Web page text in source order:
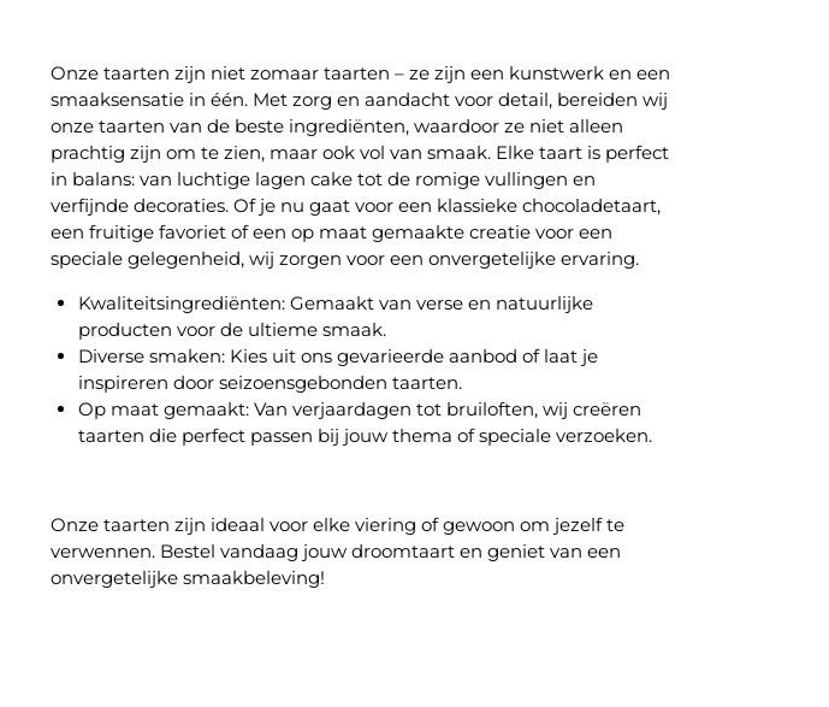
Onze taarten zijn niet zomaar taarten – ze zijn een kunstwerk en een
smaaksensatie in één. Met zorg en aandacht voor detail, bereiden wij
onze taarten van de beste ingrediënten, waardoor ze niet alleen
prachtig zijn om te zien, maar ook vol van smaak. Elke taart is perfect
in balans: van luchtige lagen cake tot de romige vullingen en
verfijnde decoraties. Of je nu gaat voor een klassieke chocoladetaart,
een fruitige favoriet of een op maat gemaakte creatie voor een
speciale gelegenheid, wij zorgen voor een onvergetelijke ervaring.
Kwaliteitsingrediënten:Gemaakt van verse en natuurlijke
producten voor de ultieme smaak.
Diverse smaken:Kies uit ons gevarieerde aanbod of laat je
inspireren door seizoensgebonden taarten.
Op maat gemaakt:Van verjaardagen tot bruiloften, wij creëren
taarten die perfect passen bij jouw thema of speciale verzoeken.
Onze taarten zijn ideaal voor elke viering of gewoon om jezelf te
verwennen. Bestel vandaag jouw droomtaart en geniet van een
onvergetelijke smaakbeleving!